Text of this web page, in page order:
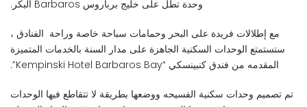
وحدة تطل على خليج برباروس Barbaros البكر.
مع إطلالات فريدة على البحر وحمامات سباحة خاصة وراحة الفنادق ،
ستستمتع الوحدات السكنية الجاهزة على مدار السنة بالخدمات المتميزة
المقدمه من فندق كنبينسكي “Kempinski Hotel Barbaros Bay”.
تم تصميم وحدات سكنية الفسيحه ووضعها بطريقة لا تتقاطع فيها الوحدات